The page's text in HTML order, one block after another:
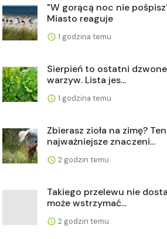
"W gorącą noc nie
Miasto reaguje
1 godzina temu
Sierpień to ostatni
warzyw. Lista jes...
1 godzina temu
Zbierasz zioła na zimę?
najważniejsze znaczeni...
2 godzin temu
Takiego przelewu nie
może wstrzymać...
2 godzin temu